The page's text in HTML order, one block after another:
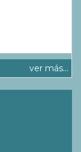
ver más...